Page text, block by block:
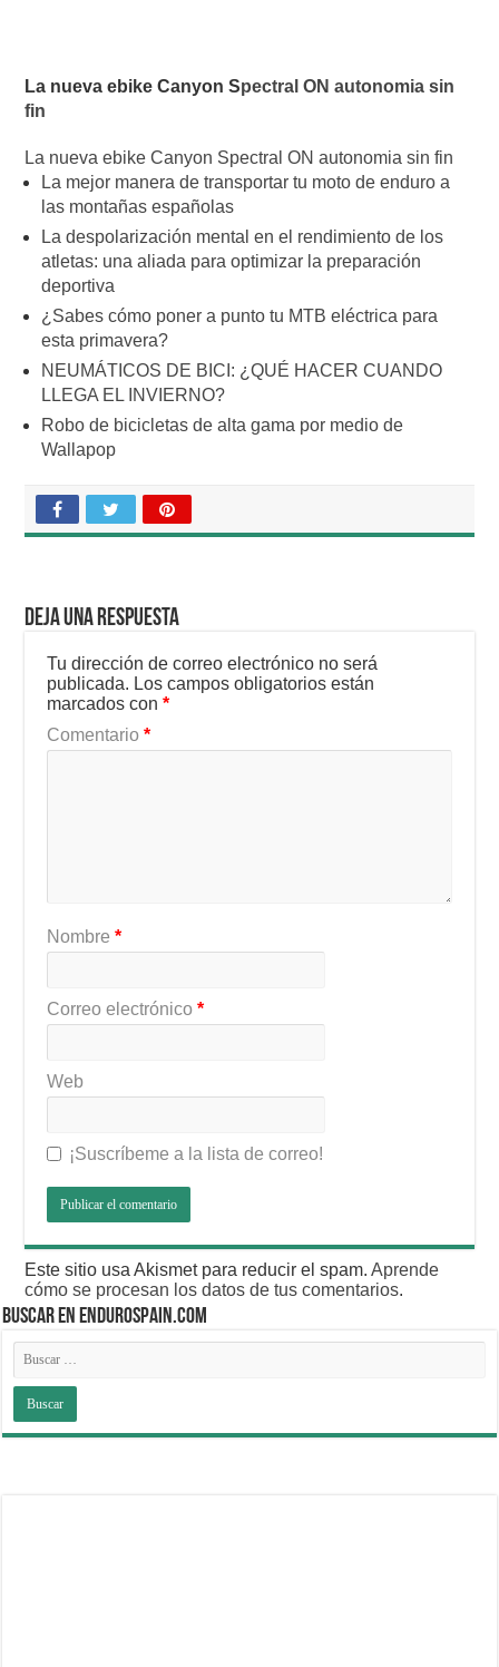
La nueva ebike Canyon Spectral ON autonomia sin
fin
La nueva ebike Canyon Spectral ON autonomia sin fin
La mejor manera de transportar tu moto de enduro a
las montañas españolas
La despolarización mental en el rendimiento de los
atletas: una aliada para optimizar la preparación
deportiva
¿Sabes cómo poner a punto tu MTB eléctrica para
esta primavera?
NEUMÁTICOS DE BICI: ¿QUÉ HACER CUANDO
LLEGA EL INVIERNO?
Robo de bicicletas de alta gama por medio de
Wallapop
Deja una respuesta
Tu dirección de correo electrónico no será
publicada. Los campos obligatorios están
marcados con*
Comentario*
Nombre*
Correo electrónico*
Web
¡Suscríbeme a la lista de correo!
Este sitio usa Akismet para reducir el spam.Aprende
cómo se procesan los datos de tus comentarios.
BUSCAR EN ENDUROSPAIN.COM